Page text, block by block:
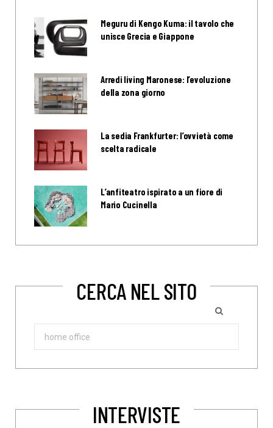
Meguru di Kengo Kuma: il tavolo che
unisce Grecia e Giappone
Arredi living Maronese: l’evoluzione
della zona giorno
La sedia Frankfurter: l’ovvietà come
scelta radicale
L’anfiteatro ispirato a un fiore di
Mario Cucinella
CERCA NEL SITO
INTERVISTE